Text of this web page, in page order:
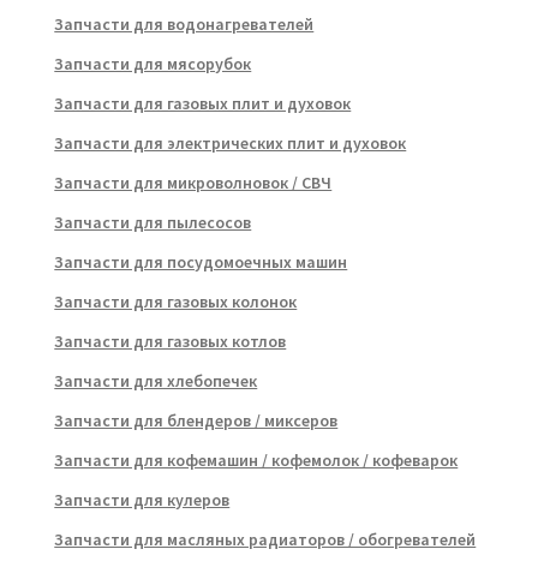
Запчасти для водонагревателей
Запчасти для мясорубок
Запчасти для газовых плит и духовок
Запчасти для электрических плит и духовок
Запчасти для микроволновок / СВЧ
Запчасти для пылесосов
Запчасти для посудомоечных машин
Запчасти для газовых колонок
Запчасти для газовых котлов
Запчасти для хлебопечек
Запчасти для блендеров / миксеров
Запчасти для кофемашин / кофемолок / кофеварок
Запчасти для кулеров
Запчасти для масляных радиаторов / обогревателей